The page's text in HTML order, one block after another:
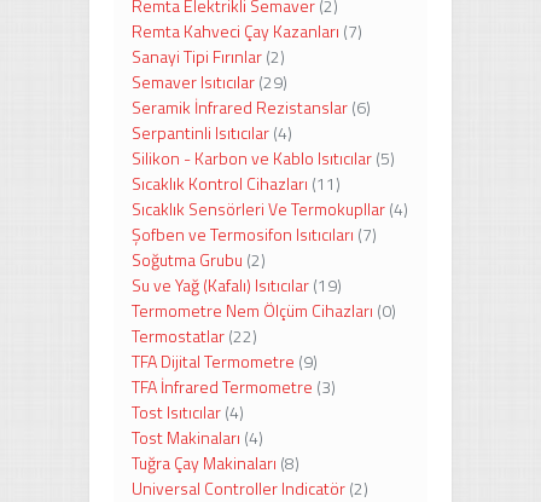
Remta Elektrikli Semaver(2)
Remta Kahveci Çay Kazanları (7)
Sanayi Tipi Fırınlar(2)
Semaver Isıtıcılar(29)
Seramik İnfrared Rezistanslar(6)
Serpantinli Isıtıcılar(4)
Silikon - Karbon ve Kablo Isıtıcılar(5)
Sıcaklık Kontrol Cihazları (11)
Sıcaklık Sensörleri Ve Termokupllar(4)
Şofben ve Termosifon Isıtıcıları (7)
Soğutma Grubu (2)
Su ve Yağ (Kafalı) Isıtıcılar(19)
Termometre Nem Ölçüm Cihazları (0)
Termostatlar(22)
TFA Dijital Termometre (9)
TFA İnfrared Termometre (3)
Tost Isıtıcılar(4)
Tost Makinaları (4)
Tuğra Çay Makinaları (8)
Universal Controller Indicatör(2)